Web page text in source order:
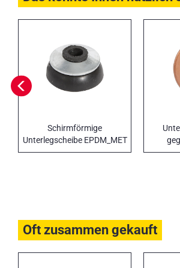
Schirmförmige
Unterlegscheibe EPDM_MET
Oft zusammen gekauft